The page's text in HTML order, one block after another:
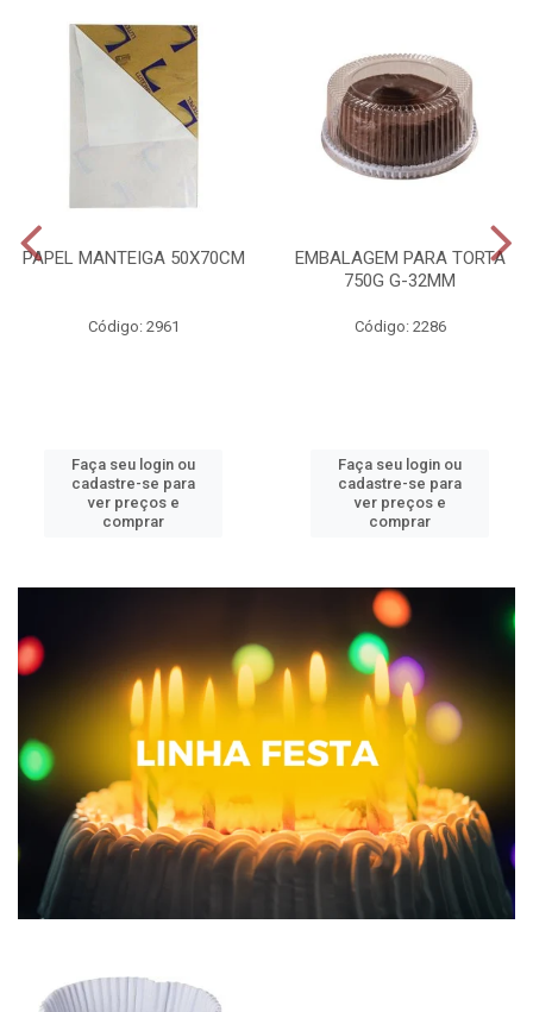
PAPEL MANTEIGA 50X70CM
Código: 2961
Faça seu login ou
cadastre-se para
ver preços e
comprar
EMBALAGEM PARA TORTA
750G G-32MM
Código: 2286
Faça seu login ou
cadastre-se para
ver preços e
comprar